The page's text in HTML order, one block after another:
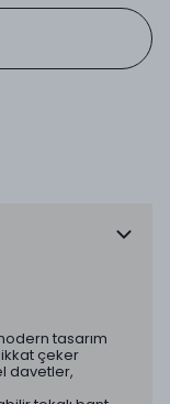
tasarım
çeker
davetler,